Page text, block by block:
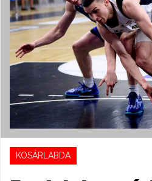
KOSÁRLABDA